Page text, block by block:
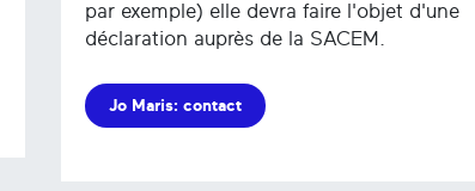
par exemple) elle devra faire l'objet d'une
déclaration auprès de la SACEM.
Jo Maris: contact